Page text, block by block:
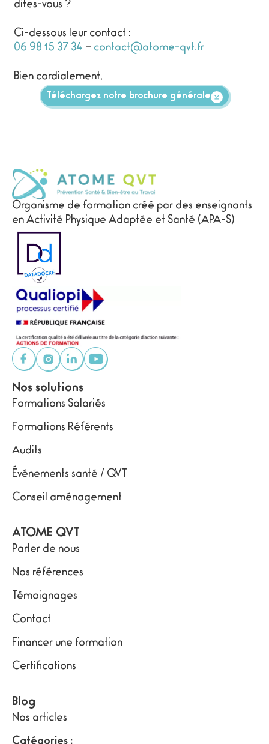
dites-vous ?
Ci-dessous leur contact :
06 98 15 37 34 – contact@atome-qvt.fr
Bien cordialement,
Téléchargez notre brochure générale
Organisme de formation créé par des enseignants
en Activité Physique Adaptée et Santé (APA-S)
Nos solutions
Formations Salariés
Formations Référents
Audits
Événements santé / QVT
Conseil aménagement
ATOME QVT
Parler de nous
Nos références
Témoignages
Contact
Financer une formation
Certifications
Blog
Nos articles
Catégories :